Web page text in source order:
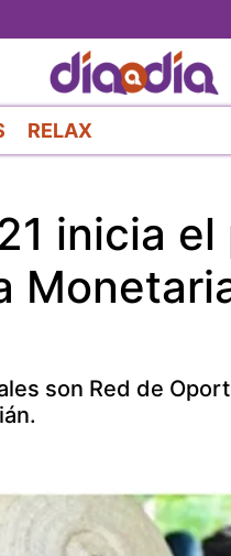
al
contenido
principal
RELAX
inicia
son Red de